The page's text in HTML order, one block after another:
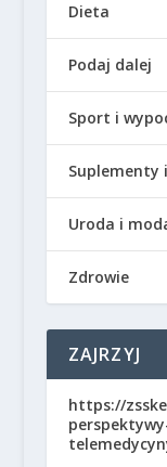
Dieta
Podaj dalej
Sport i
Suplementy
Uroda i
Zdrowie
ZAJRZYJ
https://